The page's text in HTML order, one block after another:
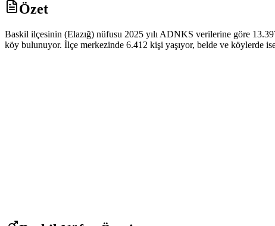
Özet
Baskil ilçesinin (Elazığ) nüfusu 2025 yılı ADNKS verilerine göre
köy bulunuyor. İlçe merkezinde 6.412 kişi yaşıyor, belde ve köylerde